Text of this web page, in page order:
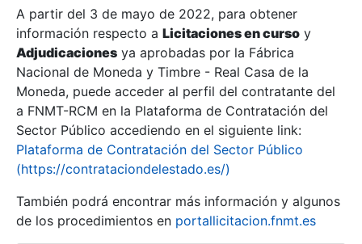
Show/Hide
Show/Hide
A partir del 3 de mayo de 2022, para obtener
información respecto a Licitaciones en curso y
Adjudicaciones ya aprobadas por la Fábrica
Nacional de Moneda y Timbre - Real Casa de la
Moneda, puede acceder al perfil del contratante del
a FNMT-RCM en la Plataforma de Contratación del
Sector Público accediendo en el siguiente link:
Plataforma de Contratación del Sector Público
(https://contrataciondelestado.es/)
También podrá encontrar más información y algunos
de los procedimientos en portallicitacion.fnmt.es